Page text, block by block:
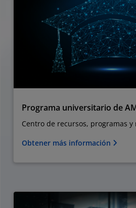
Programa universitario de
Centro de recursos, programas y
Obtener más información